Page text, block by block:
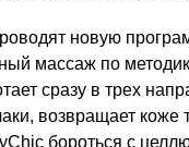
новую
массаж по
сразу в трех
возвращает коже
бороться с